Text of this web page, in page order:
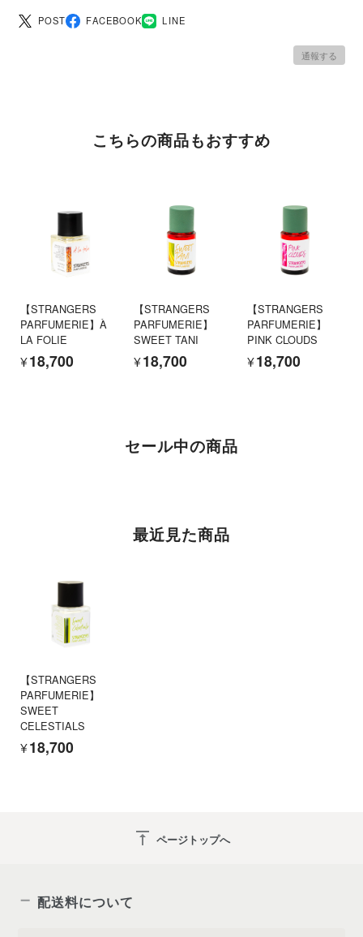
POST FACEBOOK LINE
通報する
こちらの商品もおすすめ
【STRANGERS
PARFUMERIE】À
LA FOLIE
¥18,700
【STRANGERS
PARFUMERIE】
SWEET TANI
¥18,700
【STRANGERS
PARFUMERIE】
PINK CLOUDS
¥18,700
セール中の商品
最近見た商品
【STRANGERS
PARFUMERIE】
SWEET
CELESTIALS
¥18,700
vertical_align_top ページトップへ
配送料について